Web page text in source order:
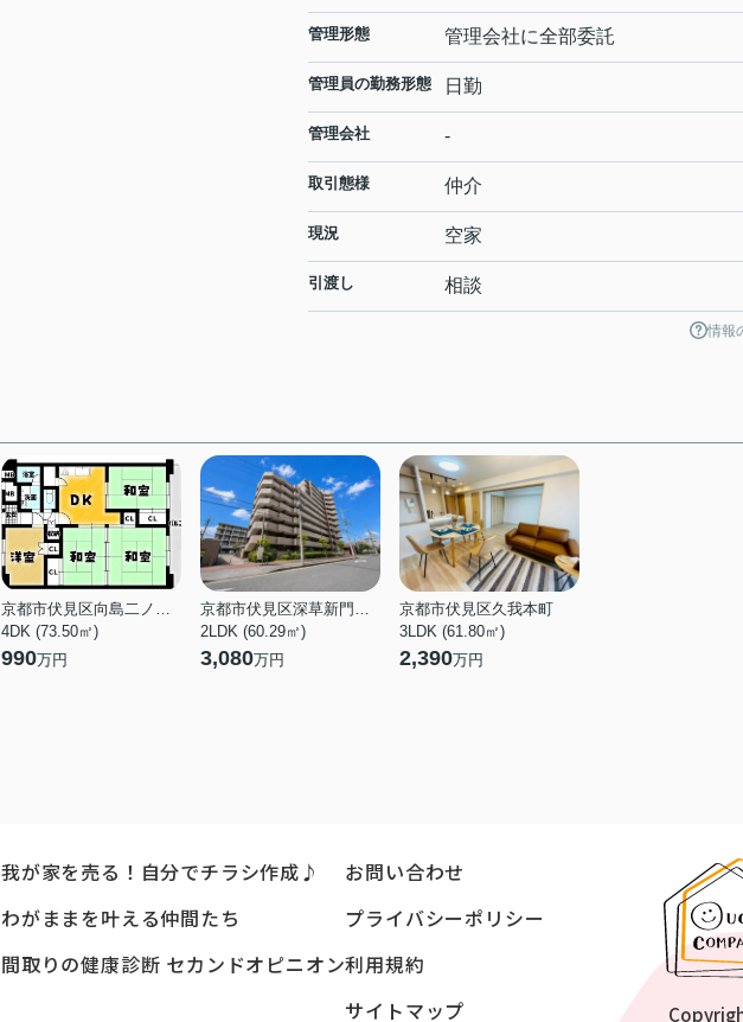
管理形態 管理会社に全部委託
管理員の勤務形態 日勤
管理会社 -
取引態様 仲介
現況 空家
引渡し 相談
情報
京都市伏見区向島二ノ丸町
4DK (73.50㎡)
990万円
京都市伏見区深草新門丈町
2LDK (60.29㎡)
3,080万円
京都市伏見区久我本町
3LDK (61.80㎡)
2,390万円
我が家を売る！自分でチラシ作成♪
わがままを叶える仲間たち
間取りの健康診断 セカンドオピニオン
お問い合わせ
プライバシーポリシー
利用規約
サイトマップ